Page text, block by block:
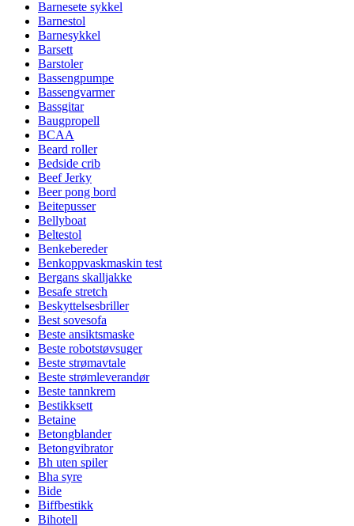
Barnesete sykkel
Barnestol
Barnesykkel
Barsett
Barstoler
Bassengpumpe
Bassengvarmer
Bassgitar
Baugpropell
BCAA
Beard roller
Bedside crib
Beef Jerky
Beer pong bord
Beitepusser
Bellyboat
Beltestol
Benkebereder
Benkoppvaskmaskin test
Bergans skalljakke
Besafe stretch
Beskyttelsesbriller
Best sovesofa
Beste ansiktsmaske
Beste robotstøvsuger
Beste strømavtale
Beste strømleverandør
Beste tannkrem
Bestikksett
Betaine
Betongblander
Betongvibrator
Bh uten spiler
Bha syre
Bide
Biffbestikk
Bihotell